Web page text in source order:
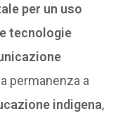
per un uso
tecnologie
permanenza a
indigena,